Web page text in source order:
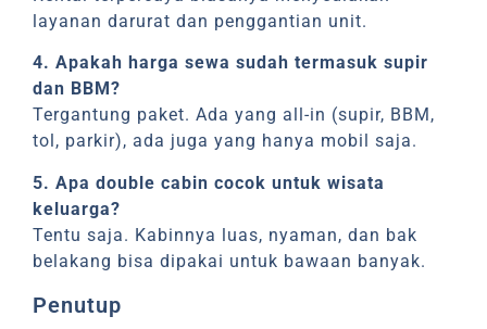
layanan darurat dan penggantian unit.
4. Apakah harga sewa sudah termasuk supir
dan BBM?
Tergantung paket. Ada yang all-in (supir, BBM,
tol, parkir), ada juga yang hanya mobil saja.
5. Apa double cabin cocok untuk wisata
keluarga?
Tentu saja. Kabinnya luas, nyaman, dan bak
belakang bisa dipakai untuk bawaan banyak.
Penutup